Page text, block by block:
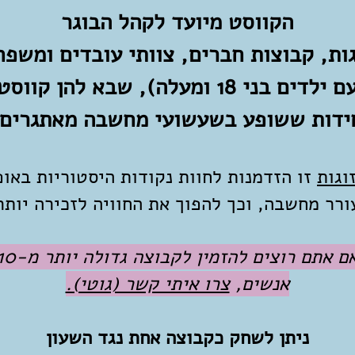
הקווסט מיועד לקהל הבוגר
קבוצות חברים, צוותי עובדים
עם ילדים בני 18 ומעלה), שבא להן
ששופע בשעשועי מחשבה
זו הזדמנות לחוות נקודות היסטוריות
מחשבה, וכך להפוך את החוויה לזכירה
אם אתם רוצים להזמין לקבוצה גדולה יותר מ-10
אנשים,צרו איתי קשר (גוטי).
ניתן לשחק כקבוצה אחת נגד השעון